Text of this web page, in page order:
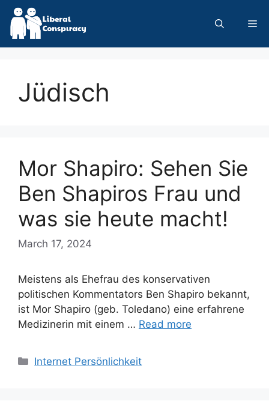
Skip
content
Jüdisch
Mor Shapiro: Sehen Sie
Ben Shapiros Frau und
was sie heute macht!
March 17, 2024
Meistens als Ehefrau des konservativen
politischen Kommentators Ben Shapiro bekannt,
ist Mor Shapiro (geb. Toledano) eine erfahrene
Medizinerin mit einem … Read more
Categories
Internet Persönlichkeit